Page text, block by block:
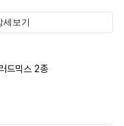
세보기
드믹스 2종